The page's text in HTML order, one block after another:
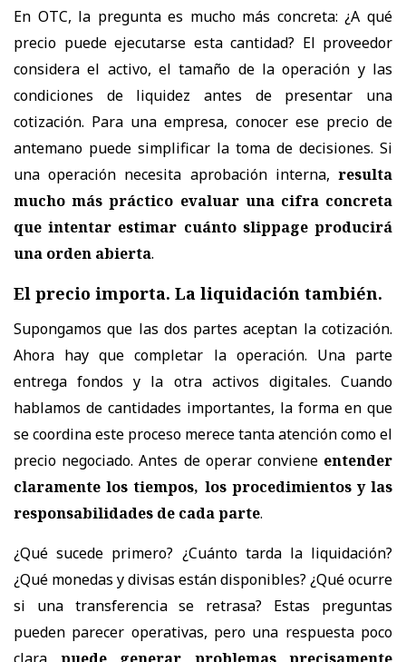
En OTC, la pregunta es mucho más concreta: ¿A qué
precio puede ejecutarse esta cantidad? El proveedor
considera el activo, el tamaño de la operación y las
condiciones de liquidez antes de presentar una
cotización. Para una empresa, conocer ese precio de
antemano puede simplificar la toma de decisiones. Si
una operación necesita aprobación interna, resulta
mucho más práctico evaluar una cifra concreta
que intentar estimar cuánto slippage producirá
una orden abierta.
El precio importa. La liquidación también.
Supongamos que las dos partes aceptan la cotización.
Ahora hay que completar la operación. Una parte
entrega fondos y la otra activos digitales. Cuando
hablamos de cantidades importantes, la forma en que
se coordina este proceso merece tanta atención como el
precio negociado. Antes de operar conviene entender
claramente los tiempos, los procedimientos y las
responsabilidades de cada parte.
¿Qué sucede primero? ¿Cuánto tarda la liquidación?
¿Qué monedas y divisas están disponibles? ¿Qué ocurre
si una transferencia se retrasa? Estas preguntas
pueden parecer operativas, pero una respuesta poco